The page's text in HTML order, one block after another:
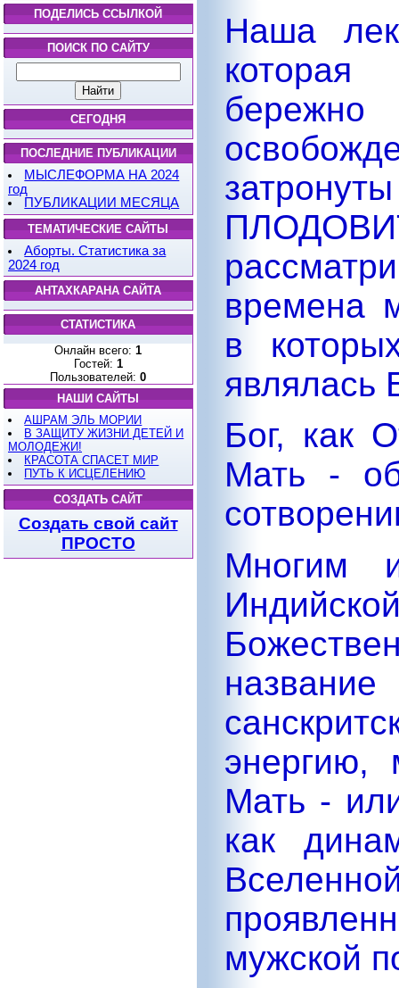
ПОДЕЛИСЬ ССЫЛКОЙ
ПОИСК ПО САЙТУ
СЕГОДНЯ
ПОСЛЕДНИЕ ПУБЛИКАЦИИ
МЫСЛЕФОРМА НА 2024
год
ПУБЛИКАЦИИ МЕСЯЦА
ТЕМАТИЧЕСКИЕ САЙТЫ
Аборты. Статистика за
2024 год
АНТАХКАРАНА САЙТА
СТАТИСТИКА
Онлайн всего: 1
Гостей: 1
Пользователей: 0
НАШИ САЙТЫ
АШРАМ ЭЛЬ МОРИИ
В ЗАЩИТУ ЖИЗНИ ДЕТЕЙ И
МОЛОДЕЖИ!
КРАСОТА СПАСЕТ МИР
ПУТЬ К ИСЦЕЛЕНИЮ
СОЗДАТЬ САЙТ
Создать свой сайт
ПРОСТО
Наша
времена
в
являлась
Бог, как
Мать -
Многим
энергию,
Мать -
как
мужской